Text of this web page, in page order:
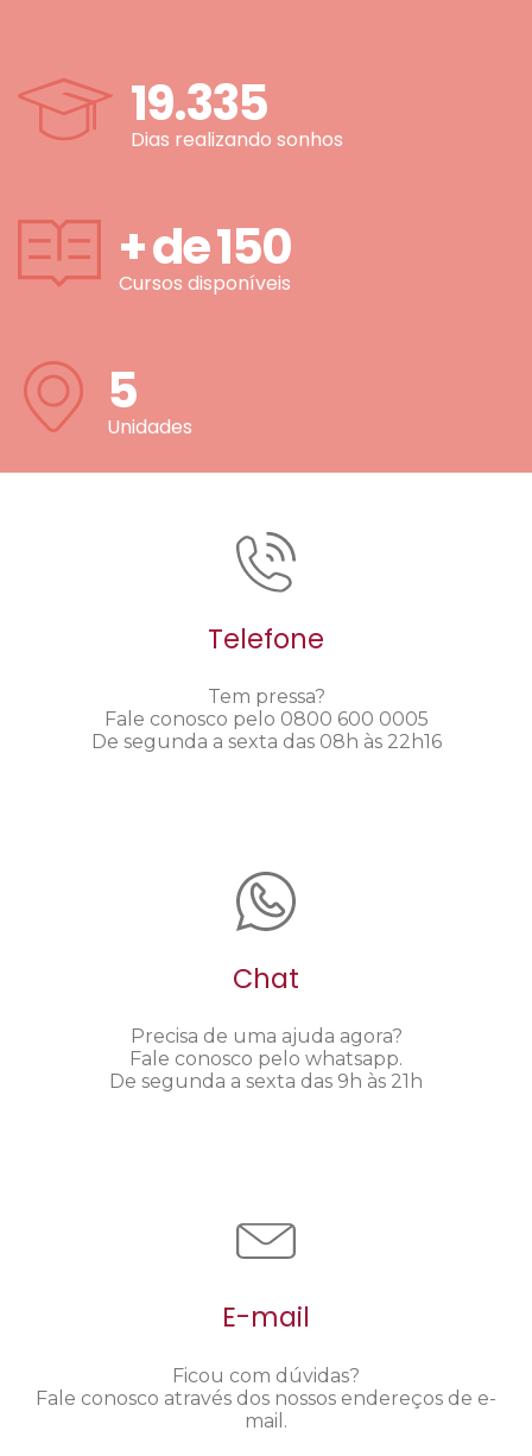
19.335
Dias realizando sonhos
+ de150
Cursos disponíveis
5
Unidades
Telefone
Tem pressa?
Fale conosco pelo 0800 600 0005
De segunda a sexta das 08h às 22h16
Chat
Precisa de uma ajuda agora?
Fale conosco pelo whatsapp.
De segunda a sexta das 9h às 21h
E-mail
Ficou com dúvidas?
Fale conosco através dos nossos endereços de e-
mail.